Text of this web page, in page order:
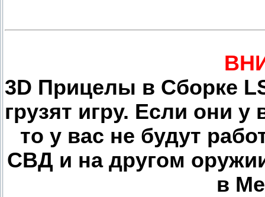
3D Прицелы в Сборке
грузят игру. Если они
то у вас не будут
СВД и на другом
в